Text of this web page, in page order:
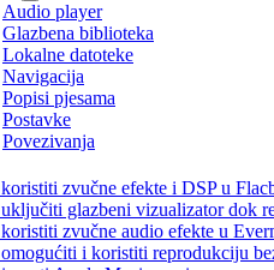
Audio player
Glazbena biblioteka
Lokalne datoteke
Navigacija
Popisi pjesama
Postavke
Povezivanja
zvučne efekte i DSP u
glazbeni vizualizator dok
zvučne audio efekte u
i koristiti reprodukciju